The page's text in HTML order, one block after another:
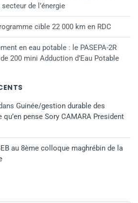
de l’énergie
cible 22 000 km en RDC
en eau potable : le PASEPA-2R
200 mini Adduction d’Eau Potable
Guinée/gestion durable des
pense Sory CAMARA President
au 8ème colloque maghrébin de la